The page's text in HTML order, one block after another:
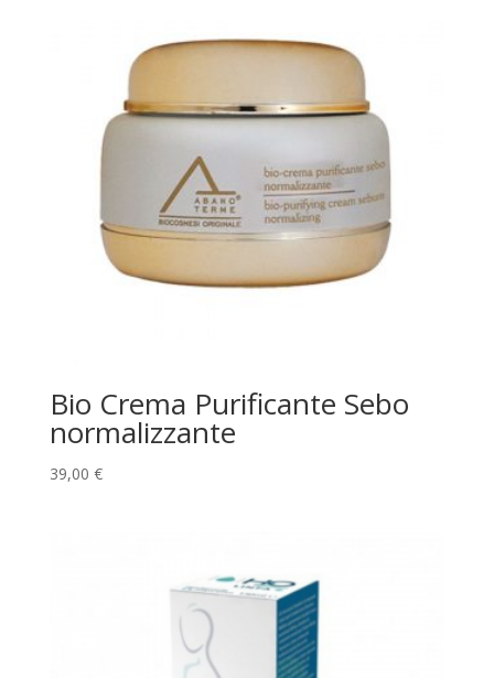
Bio Crema Purificante Sebo
normalizzante
39,00 €